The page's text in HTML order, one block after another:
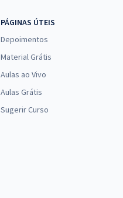
PÁGINAS ÚTEIS
Depoimentos
Material Grátis
Aulas ao Vivo
Aulas Grátis
Sugerir Curso